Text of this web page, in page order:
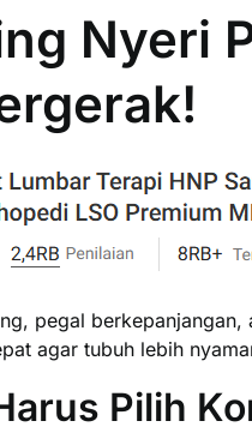
Nyeri
pegal
agar tubuh lebih
Pilih